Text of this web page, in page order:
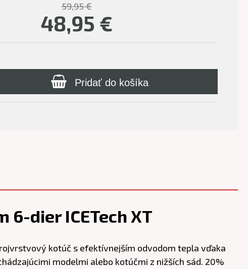
59,95 €
48,95 €
Pridať do košíka
6-dier ICETech XT
kotúč s efektívnejším odvodom tepla vďaka
modelmi alebo kotúčmi z nižších sád. 20%